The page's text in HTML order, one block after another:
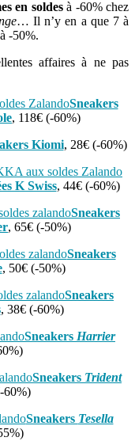
en soldesà -60% chez
… Il n’y en a que 7 à
-50%.
affaires à ne pas
Sneakers
, 118€ (-60%)
Kiomi, 28€ (-60%)
K Swiss, 44€ (-60%)
Sneakers
, 65€ (-50%)
Sneakers
, 50€ (-50%)
Sneakers
, 38€ (-60%)
Sneakers Harrier
Sneakers Trident
60%)
Sneakers Tesella